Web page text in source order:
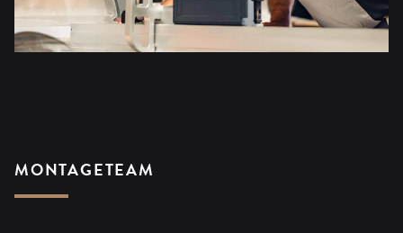
MONTAGETEAM